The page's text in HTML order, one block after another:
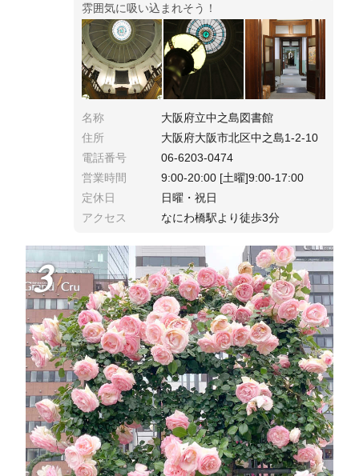
雰囲気に吸い込まれそう！
名称
大阪府立中之島図書館
住所
大阪府大阪市北区中之島1-2-10
電話番号
06-6203-0474
営業時間
9:00-20:00 [土曜]9:00-17:00
定休日
日曜・祝日
アクセス
なにわ橋駅より徒歩3分
3